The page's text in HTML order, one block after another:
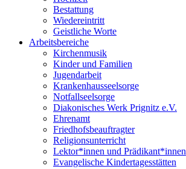
Bestattung
Wiedereintritt
Geistliche Worte
Arbeitsbereiche
Kirchenmusik
Kinder und Familien
Jugendarbeit
Krankenhausseelsorge
Notfallseelsorge
Diakonisches Werk Prignitz e.V.
Ehrenamt
Friedhofsbeauftragter
Religionsunterricht
Lektor*innen und Prädikant*innen
Evangelische Kindertagesstätten